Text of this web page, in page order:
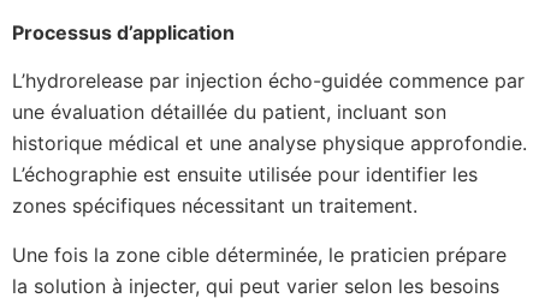
Processus d’application
L’hydrorelease par injection écho-guidée commence par
une évaluation détaillée du patient, incluant son
historique médical et une analyse physique approfondie.
L’échographie est ensuite utilisée pour identifier les
zones spécifiques nécessitant un traitement.
Une fois la zone cible déterminée, le praticien prépare
la solution à injecter, qui peut varier selon les besoins